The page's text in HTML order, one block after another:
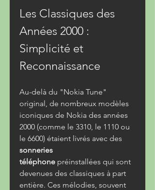
Les Classiques des
Années 2000 :
Simplicité et
Reconnaissance
Au-delà du "Nokia Tune"
original, de nombreux modèles
iconiques de Nokia des années
2000 (comme le 3310, le 1110 ou
sonneries
téléphone préinstallées qui sont
devenues des classiques à part
entière. Ces mélodies, souvent